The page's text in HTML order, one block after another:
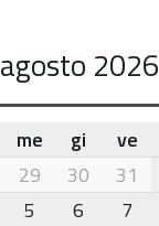
agosto 2026
me gi ve
29 30 31
5 6 7